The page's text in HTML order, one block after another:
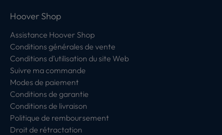
Hoover Shop
Assistance Hoover Shop
Conditions générales de vente
Conditions d’utilisation du site Web
Suivre ma commande
Modes de paiement
Conditions de garantie
Conditions de livraison
Politique de remboursement
Droit de rétractation